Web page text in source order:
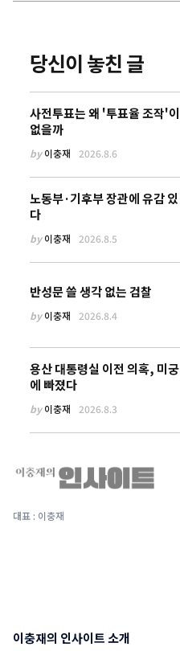
당신이 놓친 글
사전투표는 왜 '투표율 조작'이
없을까
by이충재 2026.8.6
노동부·기후부 장관에 유감 있
다
by이충재 2026.8.5
반성문 쓸 생각 없는 검찰
by이충재 2026.8.4
용산 대통령실 이전 의혹, 미궁
에 빠졌다
by이충재 2026.8.3
대표 : 이충재
이충재의 인사이트 소개